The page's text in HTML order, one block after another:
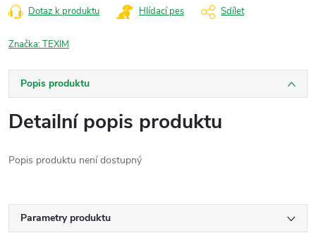
Dotaz k produktu Hlídací pes Sdílet
Značka:TEXIM
Popis produktu
Detailní popis produktu
Popis produktu není dostupný
Parametry produktu